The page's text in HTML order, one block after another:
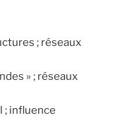
; réseaux
» ; réseaux
; influence